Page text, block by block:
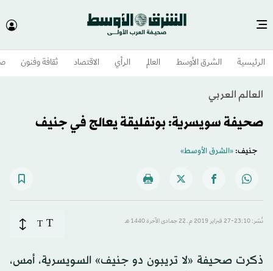
الرئيسية الشرق الأوسط​ العالم الرأي الاقتصاد ثقافة وفنون
العالم العربي
صحيفة سويسرية: بوتفليقة يعالج في جنيف
جنيف:«الشرق الأوسط»
نُشر: 23:10-27 فبراير 2019 م ـ 22 جمادى الآخرة 1440 هـ T
T
ذكرت صحيفة «لا تريبون دو جنيف» السويسرية، أمس،